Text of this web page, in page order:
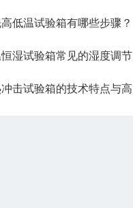
低温试验箱有哪些步骤？
湿试验箱常见的湿度调节方法
击试验箱的技术特点与高性能设计